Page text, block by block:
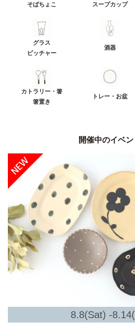
そばちょこ
スープカップ
グラス
ピッチャー
酒器
カトラリー・箸
箸置き
トレー・お盆
開催中のイベン
8.8(Sat) -